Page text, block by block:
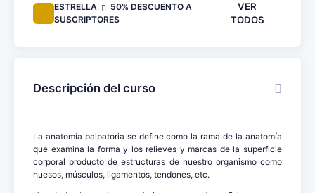
ESTRELLA
50% DESCUENTO A
SUSCRIPTORES
VER
TODOS
Descripción del curso
La anatomía palpatoria se define como la rama de la anatomía
que examina la forma y los relieves y marcas de la superficie
corporal producto de estructuras de nuestro organismo como
huesos, músculos, ligamentos, tendones, etc.